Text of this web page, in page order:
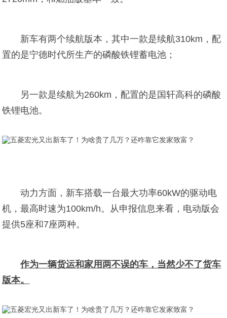
新车有两个续航版本，其中一款是续航310km，配
置的是宁德时代所生产的磷酸铁锂蓄电池；
另一款是续航为260km，配置的是国轩高科的磷酸
铁锂电池。
动力方面，新车搭载一台最大功率60kW的驱动电
机，最高时速为100km/h。从申报信息来看，电动版会
提供5座和7座两种。
作为一辆货运和家用两不误的车，当然少不了货车
版本。